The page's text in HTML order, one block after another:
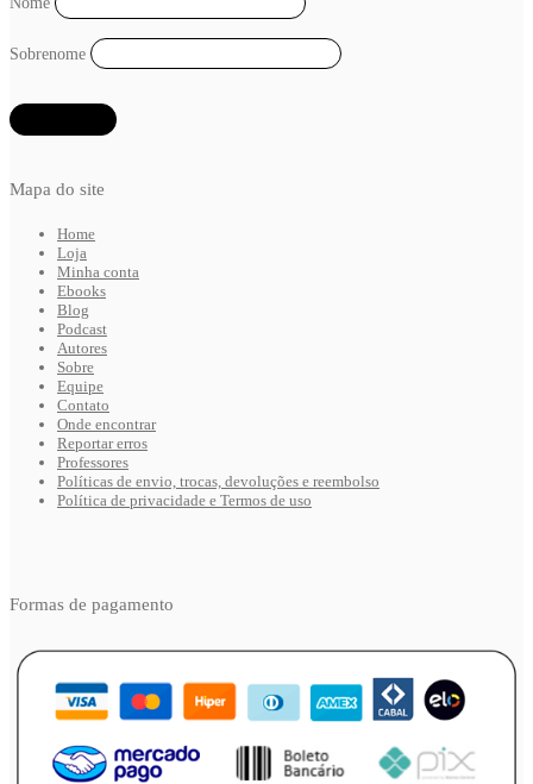
Mapa do site
Home
Loja
Minha conta
Ebooks
Blog
Podcast
Autores
Sobre
Equipe
Contato
Onde encontrar
Reportar erros
Professores
Políticas de envio, trocas, devoluções e reembolso
Política de privacidade e Termos de uso
Sobrenome
Formas de pagamento